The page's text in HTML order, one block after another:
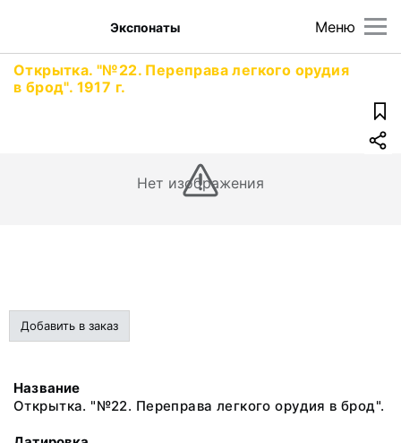
Меню
Экспонаты
Открытка. "№22. Переправа легкого орудия
в брод". 1917 г.
Нет изображения
Добавить в заказ
Название
Открытка. "№22. Переправа легкого орудия в брод".